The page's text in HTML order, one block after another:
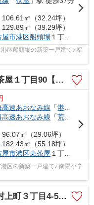
㎡（32.24坪）
㎡（39.29坪）
屋市港区船頭場１丁目425
船頭場の新築一戸建て♪ 福
手数料無料】新築一戸建て
速あおなみ線 「港北
速あおなみ線 「荒子川公園
㎡（29.06坪）
㎡（55.18坪）
屋市港区東茶屋 １丁目90
の新築一戸建て♪ 南陽小学
数料無料】新築一戸建て 2号棟